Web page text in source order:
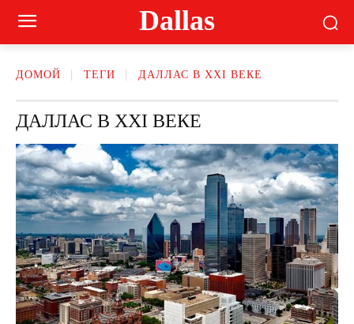
Dallas
ДОМОЙ ТЕГИ ДАЛЛАС В XXI ВЕКЕ
ДАЛЛАС В XXI ВЕКЕ